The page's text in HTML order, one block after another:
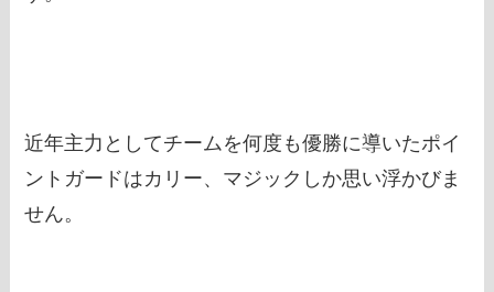
近年主力としてチームを何度も優勝に導いたポイ
ントガードはカリー、マジックしか思い浮かびま
せん。